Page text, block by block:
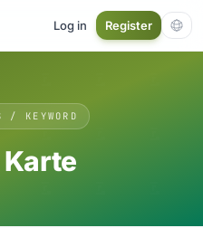
Log in Register
/ KEYWORD
Karte